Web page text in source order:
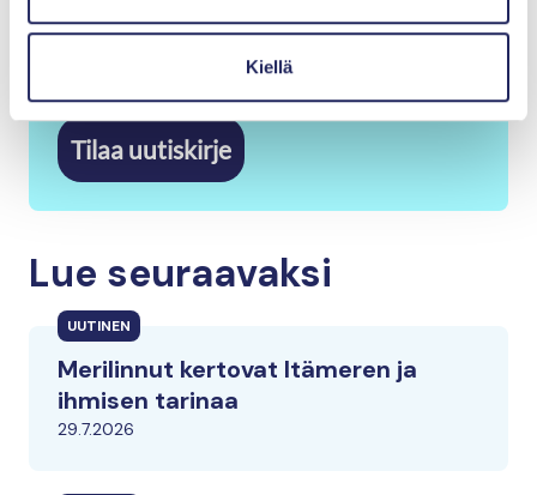
Kiellä
*Pakollinen tieto
tietosuojaseloste
Tilaa uutiskirje
Lue seuraavaksi
UUTINEN
Merilinnut kertovat Itämeren ja
ihmisen tarinaa
29.7.2026